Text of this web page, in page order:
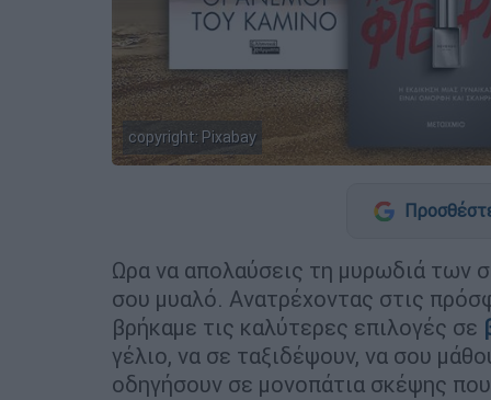
copyright: Pixabay
Ωρα να απολαύσεις τη μυρωδιά των
σου μυαλό. Ανατρέχοντας στις
βρήκαμε τις καλύτερες επιλογές σε
γέλιο, να σε ταξιδέψουν, να σου
οδηγήσουν σε μονοπάτια σκέψης